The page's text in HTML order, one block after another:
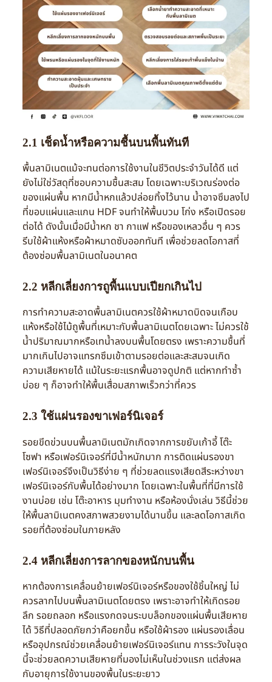
2.1 เช็ดน้ำหรือความชื้นบนพื้นทันที
พื้นลามิเนตแม้จะทนต่อการใช้งานในชีวิตประจำวันได้ดี แต่
ยังไม่ใช่วัสดุที่ชอบความชื้นสะสม โดยเฉพาะบริเวณร่องต่อ
ของแผ่นพื้น หากมีน้ำหกแล้วปล่อยทิ้งไว้นาน น้ำอาจซึมลงไป
ที่ขอบแผ่นและแกน HDF จนทำให้พื้นบวม โก่ง หรือเปิดรอย
ต่อได้ ดังนั้นเมื่อมีน้ำหก ชา กาแฟ หรือของเหลวอื่น ๆ ควร
รีบใช้ผ้าแห้งหรือผ้าหมาดซับออกทันที เพื่อช่วยลดโอกาสที่
ต้องซ่อมพื้นลามิเนตในอนาคต
2.2 หลีกเลี่ยงการถูพื้นแบบเปียกเกินไป
การทำความสะอาดพื้นลามิเนตควรใช้ผ้าหมาดบิดจนเกือบ
แห้งหรือใช้ไม้ถูพื้นที่เหมาะกับพื้นลามิเนตโดยเฉพาะ ไม่ควรใช้
น้ำปริมาณมากหรือเทน้ำลงบนพื้นโดยตรง เพราะความชื้นที่
มากเกินไปอาจแทรกซึมเข้าตามรอยต่อและสะสมจนเกิด
ความเสียหายได้ แม้ในระยะแรกพื้นอาจดูปกติ แต่หากทำซ้ำ
บ่อย ๆ ก็อาจทำให้พื้นเสื่อมสภาพเร็วกว่าที่ควร
2.3 ใช้แผ่นรองขาเฟอร์นิเจอร์
รอยขีดข่วนบนพื้นลามิเนตมักเกิดจากการขยับเก้าอี้ โต๊ะ
โซฟา หรือเฟอร์นิเจอร์ที่มีน้ำหนักมาก การติดแผ่นรองขา
เฟอร์นิเจอร์จึงเป็นวิธีง่าย ๆ ที่ช่วยลดแรงเสียดสีระหว่างขา
เฟอร์นิเจอร์กับพื้นได้อย่างมาก โดยเฉพาะในพื้นที่ที่มีการใช้
งานบ่อย เช่น โต๊ะอาหาร มุมทำงาน หรือห้องนั่งเล่น วิธีนี้ช่วย
ให้พื้นลามิเนตคงสภาพสวยงามได้นานขึ้น และลดโอกาสเกิด
รอยที่ต้องซ่อมในภายหลัง
2.4 หลีกเลี่ยงการลากของหนักบนพื้น
หากต้องการเคลื่อนย้ายเฟอร์นิเจอร์หรือของใช้ชิ้นใหญ่ ไม่
ควรลากไปบนพื้นลามิเนตโดยตรง เพราะอาจทำให้เกิดรอย
ลึก รอยถลอก หรือแรงกดจนระบบล็อกของแผ่นพื้นเสียหาย
ได้ วิธีที่ปลอดภัยกว่าคือยกขึ้น หรือใช้ผ้ารอง แผ่นรองเลื่อน
หรืออุปกรณ์ช่วยเคลื่อนย้ายเฟอร์นิเจอร์แทน การระวังในจุด
นี้จะช่วยลดความเสียหายที่มองไม่เห็นในช่วงแรก แต่ส่งผล
กับอายุการใช้งานของพื้นในระยะยาว